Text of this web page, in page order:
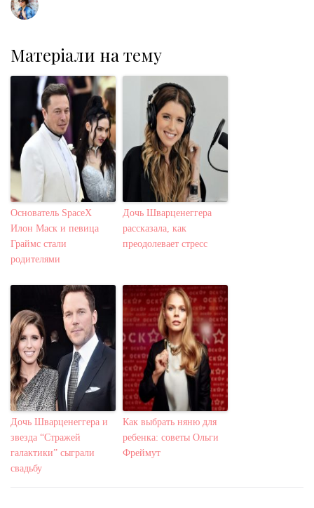
Матеріали на тему
Основатель SpaceX
Илон Маск и певица
Граймс стали
родителями
Дочь Шварценеггера
рассказала, как
преодолевает стресс
Дочь Шварценеггера и
звезда “Стражей
галактики” сыграли
свадьбу
Как выбрать няню для
ребенка: советы Ольги
Фреймут